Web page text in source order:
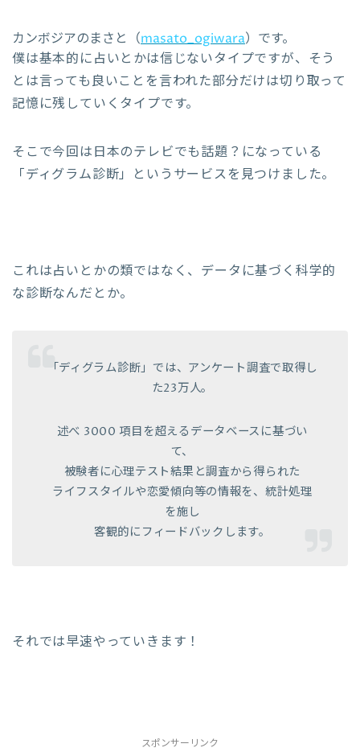
カンボジアのまさと（masato_ogiwara）です。
僕は基本的に占いとかは信じないタイプですが、そう
とは言っても良いことを言われた部分だけは切り取って
記憶に残していくタイプです。
そこで今回は日本のテレビでも話題？になっている
「ディグラム診断」というサービスを見つけました。
これは占いとかの類ではなく、データに基づく科学的
な診断なんだとか。
「ディグラム診断」では、アンケート調査で取得し
た23万人。
述べ 3000 項目を超えるデータベースに基づい
て、
被験者に心理テスト結果と調査から得られた
ライフスタイルや恋愛傾向等の情報を、統計処理
を施し
客観的にフィードバックします。
それでは早速やっていきます！
スポンサーリンク